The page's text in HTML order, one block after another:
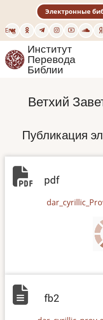
основному
содержанию
Eng
Электронные
Институт
Перевода
Библии
Ветхий
Публикация
pdf
fb2